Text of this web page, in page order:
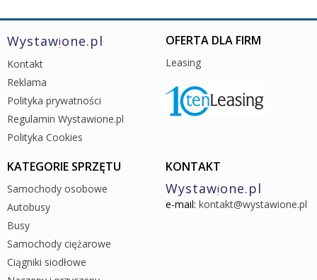
Wystawione.pl
Kontakt
Reklama
Polityka prywatności
Regulamin Wystawione.pl
Polityka Cookies
OFERTA DLA FIRM
Leasing
KATEGORIE SPRZĘTU
Samochody osobowe
Autobusy
Busy
Samochody ciężarowe
Ciągniki siodłowe
KONTAKT
Wystawione.pl
e-mail: kontakt@wystawione.pl